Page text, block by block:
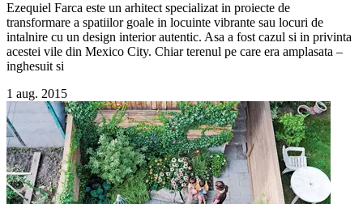
Ezequiel Farca este un arhitect specializat in proiecte de
transformare a spatiilor goale in locuinte vibrante sau locuri de
intalnire cu un design interior autentic. Asa a fost cazul si in privinta
acestei vile din Mexico City. Chiar terenul pe care era amplasata –
inghesuit si
1 aug. 2015